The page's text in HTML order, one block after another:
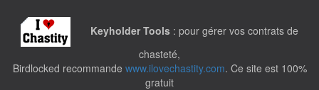
Keyholder Tools : pour gérer vos contrats de
chasteté,
Birdlocked recommande www.ilovechastity.com. Ce site est 100%
gratuit